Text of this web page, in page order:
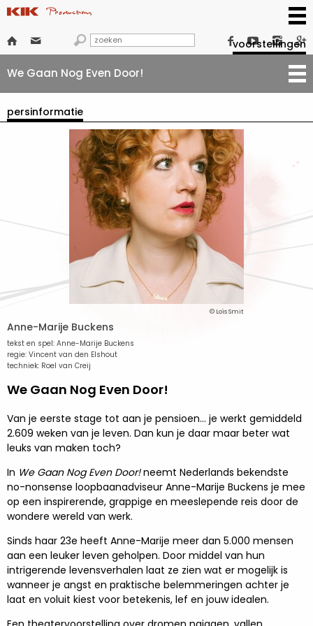
      
voorstellingen
We Gaan Nog Even Door!
persinformatie
© Loïs Smit
Anne-Marije Buckens
tekst en spel: Anne-Marije Buckens
regie: Vincent van den Elshout
techniek: Roel van Creij
We Gaan Nog Even Door!
Van je eerste stage tot aan je pensioen... je werkt gemiddeld
2.609 weken van je leven. Dan kun je daar maar beter wat
leuks van maken toch?
In We Gaan Nog Even Door!neemt Nederlands bekendste
no-nonsense loopbaanadviseur Anne-Marije Buckens je mee
op een inspirerende, grappige en meeslepende reis door de
wondere wereld van werk.
Sinds haar 23e heeft Anne-Marije meer dan 5.000 mensen
aan een leuker leven geholpen. Door middel van hun
intrigerende levensverhalen laat ze zien wat er mogelijk is
wanneer je angst en praktische belemmeringen achter je
laat en voluit kiest voor betekenis, lef en jouw idealen.